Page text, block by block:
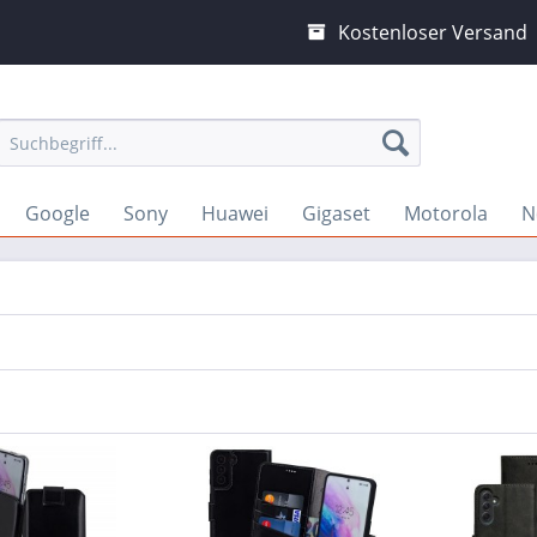
Kostenloser Versand
Google Sony Huawei Gigaset Motorola